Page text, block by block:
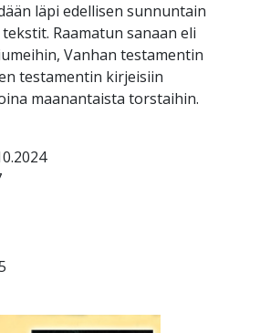
läpi edellisen sunnuntain
Raamatun sanaan eli
Vanhan testamentin
testamentin kirjeisiin
maanantaista torstaihin.